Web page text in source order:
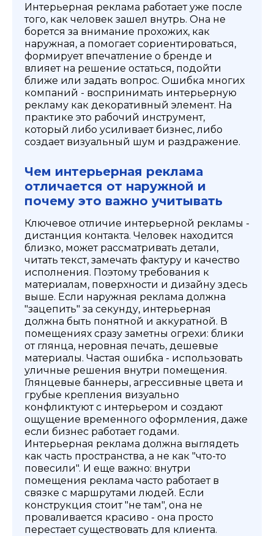
Интерьерная реклама работает уже после
того, как человек зашел внутрь. Она не
борется за внимание прохожих, как
наружная, а помогает сориентироваться,
формирует впечатление о бренде и
влияет на решение остаться, подойти
ближе или задать вопрос. Ошибка многих
компаний - воспринимать интерьерную
рекламу как декоративный элемент. На
практике это рабочий инструмент,
который либо усиливает бизнес, либо
создает визуальный шум и раздражение.
Чем интерьерная реклама
отличается от наружной и
почему это важно учитывать
Ключевое отличие интерьерной рекламы -
дистанция контакта. Человек находится
близко, может рассматривать детали,
читать текст, замечать фактуру и качество
исполнения. Поэтому требования к
материалам, поверхности и дизайну здесь
выше. Если наружная реклама должна
"зацепить" за секунду, интерьерная
должна быть понятной и аккуратной. В
помещениях сразу заметны огрехи: блики
от глянца, неровная печать, дешевые
материалы. Частая ошибка - использовать
уличные решения внутри помещения.
Глянцевые баннеры, агрессивные цвета и
грубые крепления визуально
конфликтуют с интерьером и создают
ощущение временного оформления, даже
если бизнес работает годами.
Интерьерная реклама должна выглядеть
как часть пространства, а не как "что-то
повесили". И еще важно: внутри
помещения реклама часто работает в
связке с маршрутами людей. Если
конструкция стоит "не там", она не
проваливается красиво - она просто
перестает существовать для клиента.